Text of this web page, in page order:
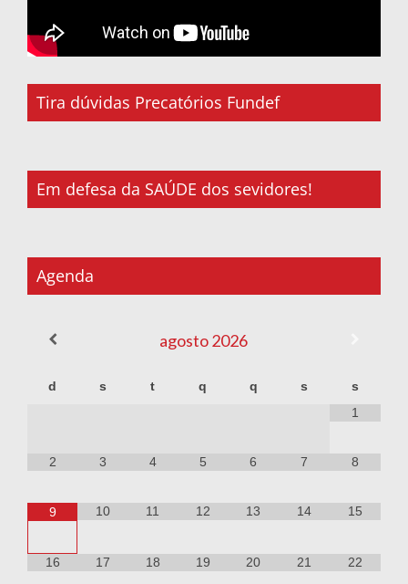
Tira dúvidas Precatórios Fundef
Em defesa da SAÚDE dos sevidores!
Agenda
agosto2026
d s t q q s
s
1
2 3 4 5 6 7 8
9 10 11 12 13 14 15
16 17 18 19 20 21 22